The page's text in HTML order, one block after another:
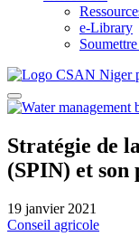
e-Library
Stratégie de
(SPIN) et son
19 janvier 2021
Conseil agricole